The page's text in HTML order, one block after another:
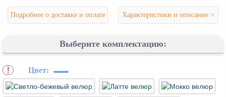
Подробнее о доставке и оплате Характеристики и описание >
Выберите комплектацию:
Цвет: